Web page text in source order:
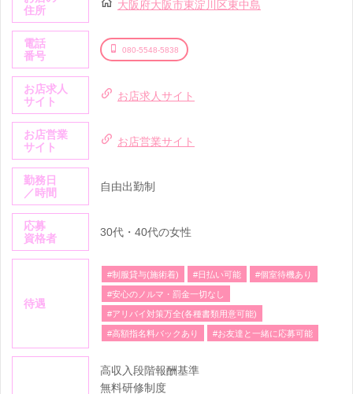
住所
大阪府大阪市東淀川区東中島
電話
番号
080-5548-5838
お店求人
サイト
お店求人サイト
お店営業
サイト
お店営業サイト
勤務日
／時間
自由出勤制
応募
資格者
30代・40代の女性
待遇
#制服貸与(施術着) #日払い可能 #個室待機あり
#安心のノルマ・罰金一切なし
#アリバイ対策万全(各種書類用意可能)
#高額指名料バックあり #お友達と一緒に応募可能
高収入段階報酬基準
無料研修制度